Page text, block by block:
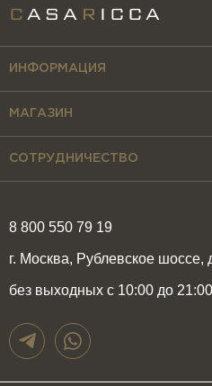
8 800 550 79 19
г. Москва, Рублевское шоссе,
без выходных с 10:00 до 21:00
ИНФОРМАЦИЯ
МАГАЗИН
СОТРУДНИЧЕСТВО